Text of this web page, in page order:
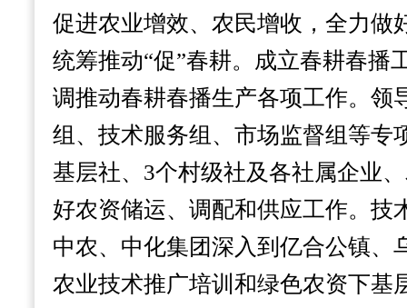
促进农业增效、农民增收，全力做
统筹推动“促”春耕。 成立春耕春播
调推动春耕春播生产各项工作。领
组、技术服务组、市场监督组等专
基层社、3个村级社及各社属企业
好农资储运、调配和供应工作。 技
中农、中化集团深入到亿合公镇、
农业技术推广培训和绿色农资下基